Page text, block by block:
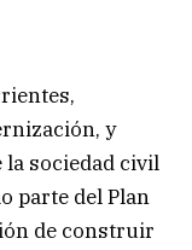
y
sociedad civil
parte del Plan
de construir